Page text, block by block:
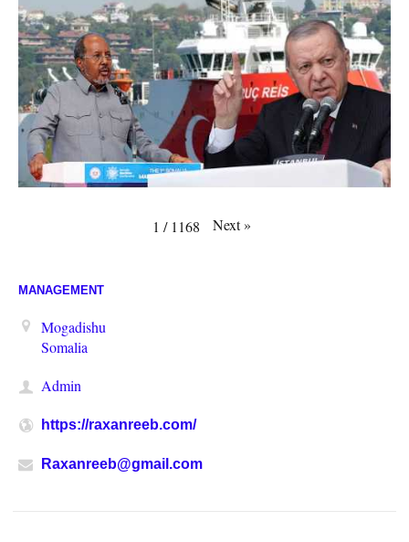
1 / 1168 Next»
MANAGEMENT
Mogadishu
Somalia
Admin
https://raxanreeb.com/
Raxanreeb@gmail.com